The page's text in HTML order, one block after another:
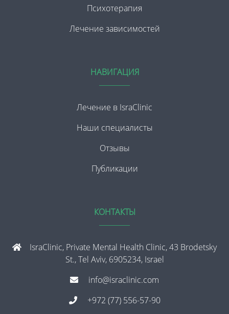
Психотерапия
Лечение зависимостей
НАВИГАЦИЯ
Лечение в IsraClinic
Наши специалисты
Отзывы
Публикации
КОНТАКТЫ
IsraClinic, Private Mental Health Clinic, 43 Brodetsky
St., Tel Aviv, 6905234, Israel
info@israclinic.com
+972 (77) 556-57-90